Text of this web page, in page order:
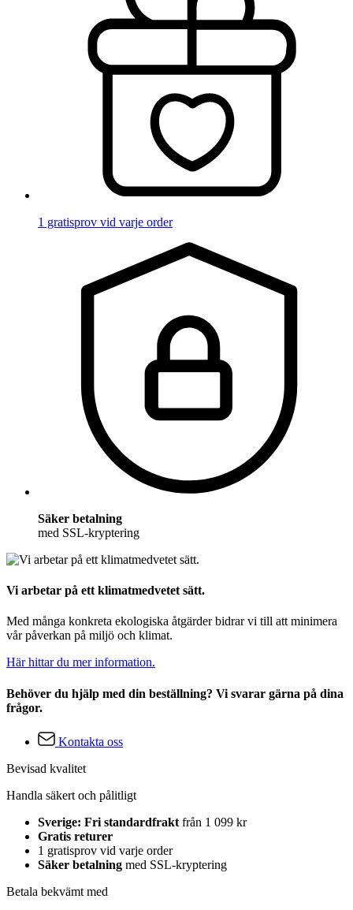
1 gratisprov vid varje order
Säker betalning
med SSL-kryptering
Vi arbetar på ett klimatmedvetet sätt.
Med många konkreta ekologiska åtgärder bidrar vi till att minimera
vår påverkan på miljö och klimat.
Här hittar du mer information.
Behöver du hjälp med din beställning? Vi svarar gärna på dina
frågor.
Kontakta oss
Bevisad kvalitet
Handla säkert och pålitligt
Sverige: Fri standardfrakt från 1 099 kr
Gratis returer
1 gratisprov vid varje order
Säker betalning med SSL-kryptering
Betala bekvämt med